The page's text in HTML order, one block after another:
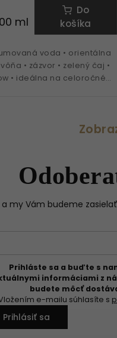
ml
Do
košíka
voda • orientálna
• zázvor • zelený čaj •
• ideálna na celoročné
my Vám budeme
Prihláste sa a buďte s
informáciami z
budete môcť
e-mailu súhlasíte s
Prihlásiť sa